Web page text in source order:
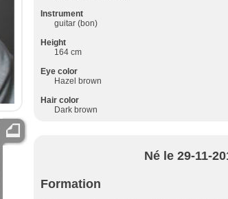
Instrument
guitar (bon)
Height
164 cm
Eye color
Hazel brown
Hair color
Dark brown
Né le 29-11-
Formation